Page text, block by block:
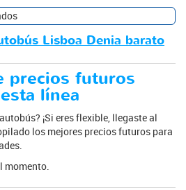
Lisboa Denia barato
precios futuros
línea
¡Si eres flexible, llegaste al
los mejores precios futuros para
momento.